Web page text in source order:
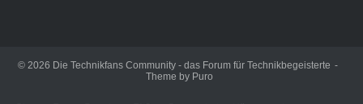
© 2026 Die Technikfans Community - das Forum für Technikbegeisterte
Theme by Puro